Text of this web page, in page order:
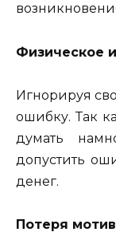
Физическое
Игнорируя
ошибку. Так
думать
допустить
денег.
Потеря